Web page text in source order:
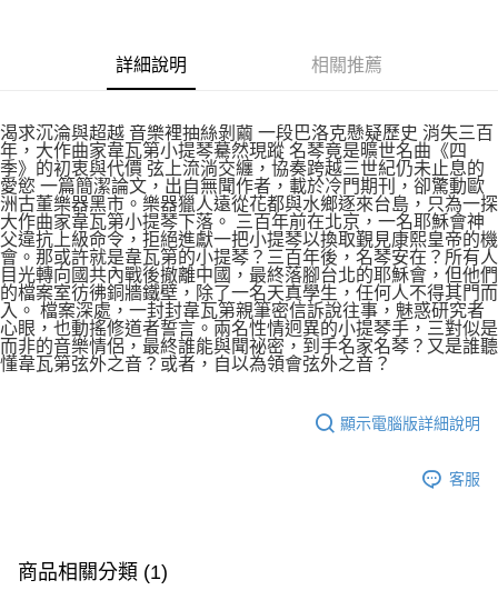
詳細說明 相關推薦
渴求沉淪與超越 音樂裡抽絲剝繭 一段巴洛克懸疑歷史 消失三百
年，大作曲家韋瓦第小提琴驀然現蹤 名琴竟是曠世名曲《四
季》的初衷與代價 弦上流淌交纏，協奏跨越三世紀仍未止息的
愛慾 一篇簡潔論文，出自無聞作者，載於冷門期刊，卻驚動歐
洲古董樂器黑市。樂器獵人遠從花都與水鄉逐來台島，只為一探
大作曲家韋瓦第小提琴下落。 三百年前在北京，一名耶穌會神
父違抗上級命令，拒絕進獻一把小提琴以換取覲見康熙皇帝的機
會。那或許就是韋瓦第的小提琴？三百年後，名琴安在？所有人
目光轉向國共內戰後撤離中國，最終落腳台北的耶穌會，但他們
的檔案室彷彿銅牆鐵壁，除了一名天真學生，任何人不得其門而
入。 檔案深處，一封封韋瓦第親筆密信訴說往事，魅惑研究者
心眼，也動搖修道者誓言。兩名性情迥異的小提琴手，三對似是
而非的音樂情侶，最終誰能與聞祕密，到手名家名琴？又是誰聽
懂韋瓦第弦外之音？或者，自以為領會弦外之音？
顯示電腦版詳細說明
客服
商品相關分類 (1)